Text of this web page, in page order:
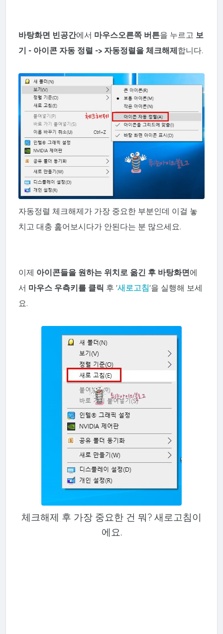
바탕화면 빈공간에서 마우스오른쪽 버튼을 누르고 보
기 - 아이콘 자동 정렬 -> 자동정렬을 체크해제합니다.
자동정렬 체크해제가 가장 중요한 부분인데 이걸 놓
치고 대충 훑어보시다가 안된다는 분 많으세요.
이제 아이콘들을 원하는 위치로 옮긴 후 바탕화면에
서 마우스 우측키를 클릭 후 '새로고침'을 실행해 보세
요.
체크해제 후 가장 중요한 건 뭐? 새로고침이
에요.